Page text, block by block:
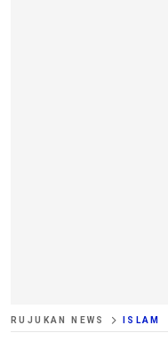
RUJUKAN NEWS ISLAM